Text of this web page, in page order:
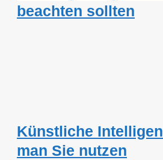
beachten sollten
Künstliche
man Sie nutzen